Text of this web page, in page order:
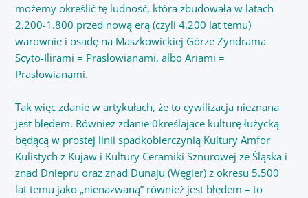
możemy określić tę ludność, która zbudowała w latach
2.200-1.800 przed nową erą (czyli 4.200 lat temu)
warownię i osadę na Maszkowickiej Górze Zyndrama
Scyto-Ilirami = Prasłowianami, albo Ariami =
Prasłowianami.
Tak więc zdanie w artykułach, że to cywilizacja nieznana
jest błędem. Również zdanie 0kreślajace kulturę łużycką
będącą w prostej linii spadkobierczynią Kultury Amfor
Kulistych z Kujaw i Kultury Ceramiki Sznurowej ze Śląska i
znad Dniepru oraz znad Dunaju (Węgier) z okresu 5.500
lat temu jako „nienazwaną” również jest błędem – to